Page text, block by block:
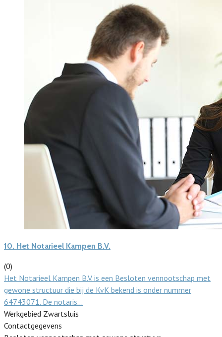
10. Het Notarieel Kampen B.V.
(0)
Het Notarieel Kampen B.V. is een Besloten vennootschap met
gewone structuur die bij de KvK bekend is onder nummer
64743071. De notaris…
Werkgebied Zwartsluis
Contactgegevens